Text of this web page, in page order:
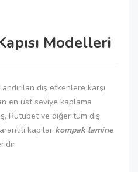
Modelleri
dış etkenlere karşı
en üst seviye kaplama
Rutubet ve diğer tüm dış
kapılar kompak lamine